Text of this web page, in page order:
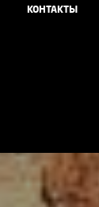
КОНТАКТЫ